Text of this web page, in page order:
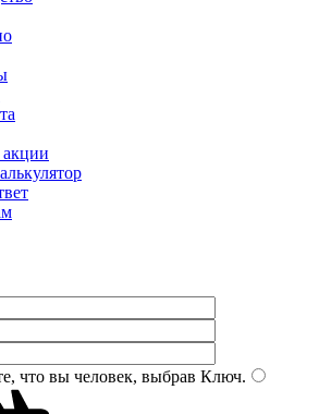
что вы человек, выбрав Ключ.